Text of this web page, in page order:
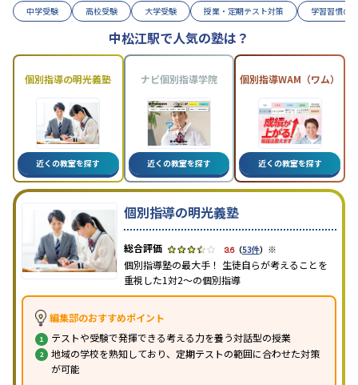
中学受験 高校受験 大学受験 授業・定期テスト対策 学習習慣の
中松江駅で人気の塾は？
個別指導の明光義塾
近くの教室を探す
ナビ個別指導学院
近くの教室を探す
個別指導WAM（ワム）
近くの教室を探す
個別指導の明光義塾
3.6（53件） ※
個別指導塾の最大手！ 生徒自らが考えることを
重視した1対2〜の個別指導
編集部のおすすめポイント
テストや受験で発揮できる考える力を養う対話型の授業
地域の学校を熟知しており、定期テストの範囲に合わせた対策
が可能